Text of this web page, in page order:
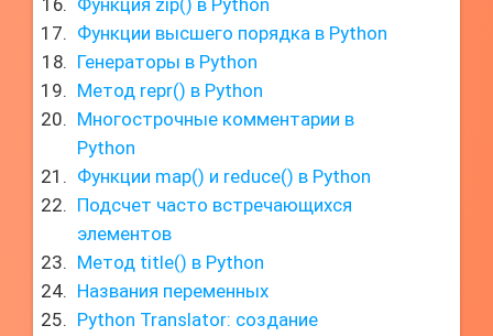
Функция zip() в Python
Функции высшего порядка в Python
Генераторы в Python
Метод repr() в Python
Многострочные комментарии в
Python
Функции map() и reduce() в Python
Подсчет часто встречающихся
элементов
Метод title() в Python
Названия переменных
Python Translator: создание